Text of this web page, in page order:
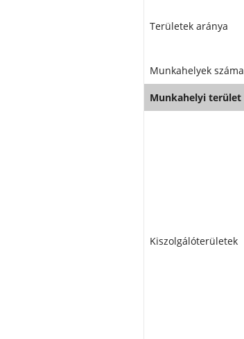
Területek aránya
Munkahelyek száma
Munkahelyi terület
Kiszolgálóterületek